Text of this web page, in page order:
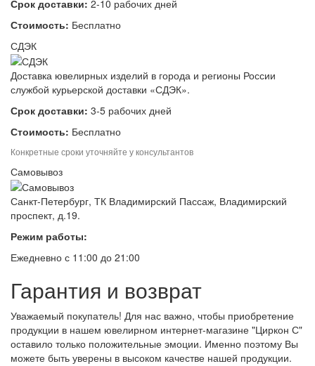
Срок доставки: 2-10 рабочих дней
Стоимость: Бесплатно
СДЭК
Доставка ювелирных изделий в города и регионы России
службой курьерской доставки «СДЭК».
Срок доставки: 3-5 рабочих дней
Стоимость: Бесплатно
Конкретные сроки уточняйте у консультантов
Самовывоз
Санкт-Петербург, ТК Владимирский Пассаж, Владимирский
проспект, д.19.
Режим работы:
Ежедневно с 11:00 до 21:00
Гарантия и возврат
Уважаемый покупатель! Для нас важно, чтобы приобретение
продукции в нашем ювелирном интернет-магазине "Циркон С"
оставило только положительные эмоции. Именно поэтому Вы
можете быть уверены в высоком качестве нашей продукции.